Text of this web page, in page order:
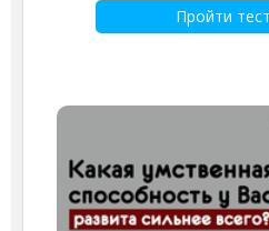
Пройти тест